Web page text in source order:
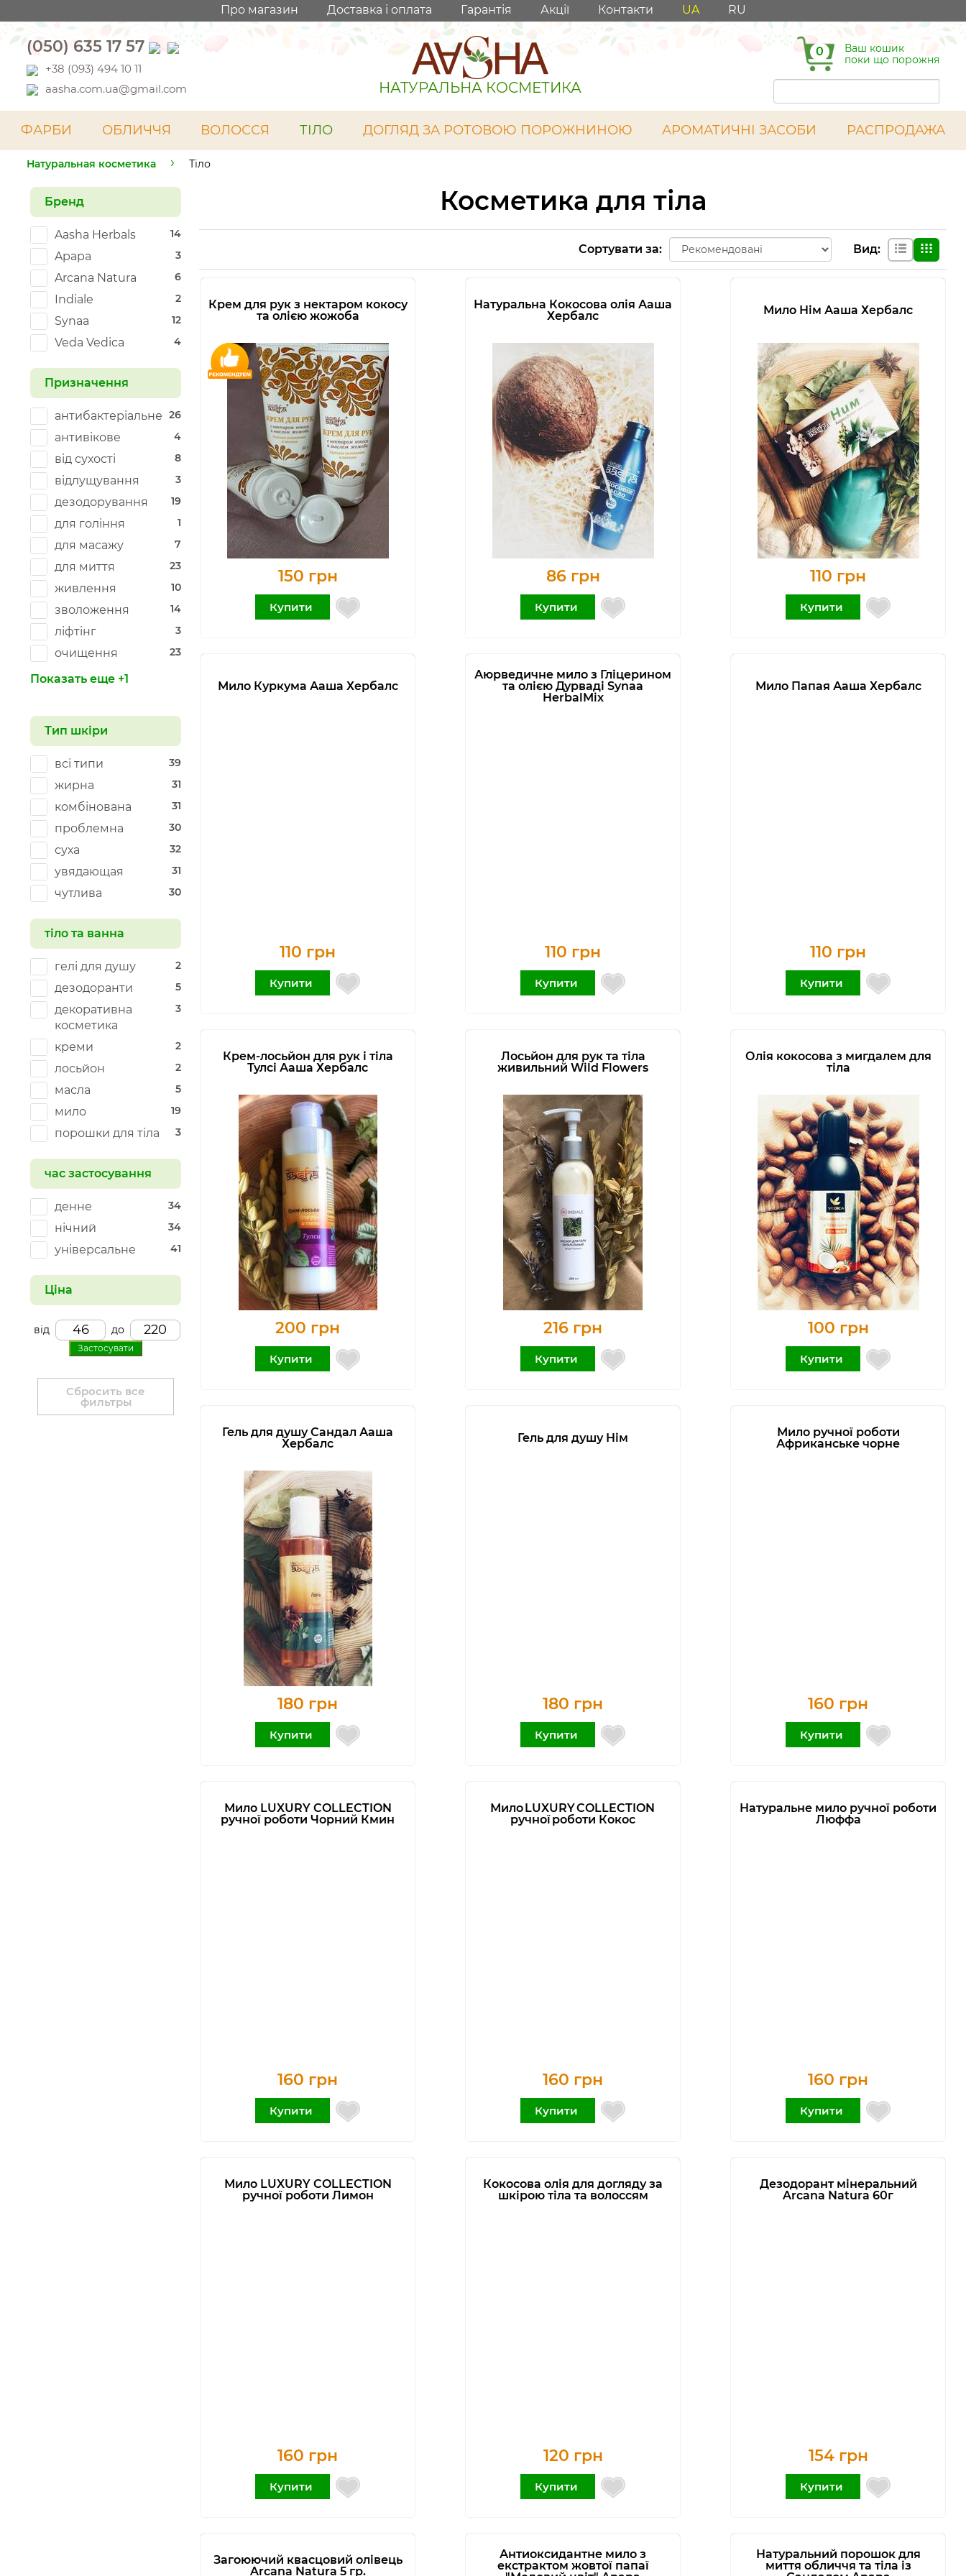
Про магазин Доставка і оплата Гарантія Акції Контакти UA RU
(050) 635 17 57
+38 (093) 494 10 11
aasha.com.ua@gmail.com
НАТУРАЛЬНА КОСМЕТИКА
0
Ваш кошик
поки що порожня
ФАРБИ ОБЛИЧЧЯ ВОЛОССЯ ТІЛО ДОГЛЯД ЗА РОТОВОЮ ПОРОЖНИНОЮ АРОМАТИЧНІ ЗАСОБИ РАСПРОДАЖА
Натуральная косметика Тіло
Косметика для тіла
Сортувати за: Вид:
Крем для рук з нектаром кокосу
та олією жожоба
150 грн
Купити
Натуральна Кокосова олія Ааша
Хербалс
86 грн
Купити
Мило Нім Ааша Хербалс
110 грн
Купити
Мило Куркума Ааша Хербалс
110 грн
Купити
Аюрведичне мило з Гліцерином
та олією Дурваді Synaa
HerbalMix
110 грн
Купити
Мило Папая Ааша Хербалс
110 грн
Купити
Крем-лосьйон для рук і тіла
Тулсі Ааша Хербалс
200 грн
Купити
Лосьйон для рук та тіла
живильний Wild Flowers
216 грн
Купити
Олія кокосова з мигдалем для
тіла
100 грн
Купити
Гель для душу Сандал Ааша
Хербалс
180 грн
Купити
Гель для душу Нім
180 грн
Купити
Мило ручної роботи
Африканське чорне
160 грн
Купити
Мило LUXURY COLLECTION
ручної роботи Чорний Кмин
160 грн
Купити
Мило LUXURY COLLECTION
ручної роботи Кокос
160 грн
Купити
Натуральне мило ручної роботи
Люффа
160 грн
Купити
Мило LUXURY COLLECTION
ручної роботи Лимон
160 грн
Купити
Кокосова олія для догляду за
шкірою тіла та волоссям
120 грн
Купити
Дезодорант мінеральний
Arcana Natura 60г
154 грн
Купити
Загоюючий квасцовий олівець
Arcana Natura 5 гр.
Антиоксидантне мило з
екстрактом жовтої папаї
Натуральний порошок для
миття обличчя та тіла із
Бренд
14
Aasha Herbals
3
Apapa
6
Arcana Natura
2
Indiale
12
Synaa
4
Veda Vedica
Призначення
26
антибактеріальне
4
антивікове
8
від сухості
3
відлущування
19
дезодорування
1
для гоління
7
для масажу
23
для миття
10
живлення
14
зволоження
3
ліфтінг
23
очищення
Показать еще +1
Тип шкіри
39
всі типи
31
жирна
31
комбінована
30
проблемна
32
суха
31
увядающая
30
чутлива
тіло та ванна
2
гелі для душу
5
дезодоранти
3
декоративна
косметика
2
креми
2
лосьйон
5
масла
19
мило
3
порошки для тіла
час застосування
34
денне
34
нічний
41
універсальне
Ціна
від до
Застосувати
Сбросить все
фильтры